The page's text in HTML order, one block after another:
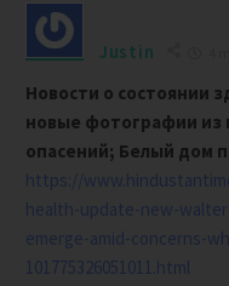
Justin
Новости о состоянии
новые фотографии из
опасений; Белый дом
https://
health-update-new-
emerge-amid-concerns-
101775326051011.html